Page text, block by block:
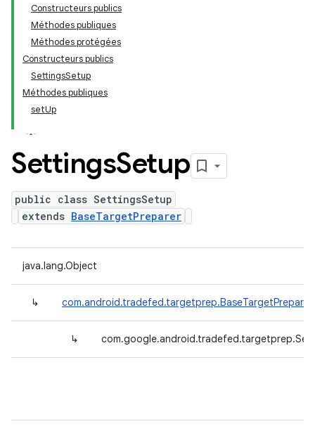
Constructeurs publics
Méthodes publiques
Méthodes protégées
Constructeurs publics
SettingsSetup
Méthodes publiques
setUp
SettingsSetup
public class SettingsSetup
extends BaseTargetPreparer
java.lang.Object
↳ com.android.tradefed.targetprep.BaseTargetPreparer
↳